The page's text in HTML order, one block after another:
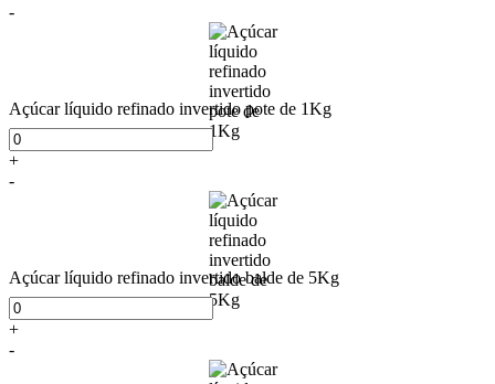
-
Açúcar líquido refinado invertido pote de 1Kg
+
-
Açúcar líquido refinado invertido balde de 5Kg
+
-